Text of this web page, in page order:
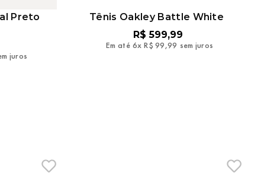
Preto
juros
Tênis Oakley Battle White
R$ 599,99
Em até 6x R$ 99,99 sem juros